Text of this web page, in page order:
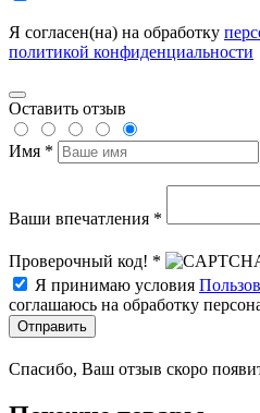
Я согласен(на) на обработку
политикой конфиденциальности
Оставить отзыв
Имя *
Ваши впечатления *
Проверочный код! *
Я принимаю условия
соглашаюсь на обработку
Отправить
Спасибо, Ваш отзыв скоро